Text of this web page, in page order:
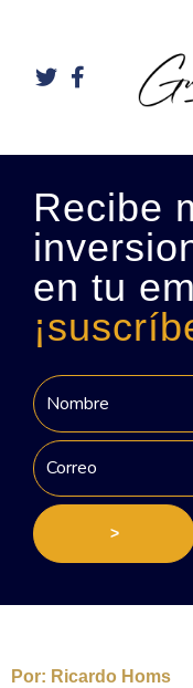
Recibe
en tu
>
Por: Ricardo Homs